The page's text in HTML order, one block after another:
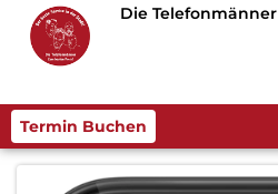
Die Telefonmänner
Termin Buchen